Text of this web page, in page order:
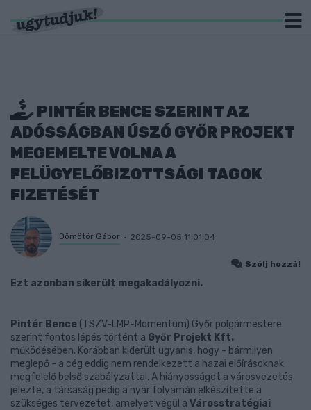
PINTÉR BENCE SZERINT AZ
ADÓSSÁGBAN ÚSZÓ GYŐR PROJEKT
MEGEMELTE VOLNA A
FELÜGYELŐBIZOTTSÁGI TAGOK
FIZETÉSÉT
Dömötör Gábor 2025-09-05 11:01:04
Szólj hozzá!
Ezt azonban sikerült megakadályozni.
Pintér Bence (TSZV-LMP-Momentum) Győr polgármestere
szerint fontos lépés történt a Győr Projekt Kft.
működésében. Korábban kiderült ugyanis, hogy - bármilyen
meglepő - a cég eddig nem rendelkezett a hazai előírásoknak
megfelelő belső szabályzattal. A hiányosságot a városvezetés
jelezte, a társaság pedig a nyár folyamán elkészítette a
szükséges tervezetet, amelyet végül a Városstratégiai